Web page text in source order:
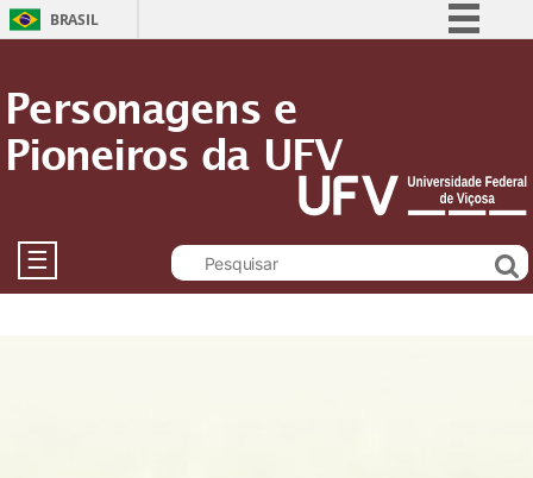
BRASIL
Acesso à informação
Legislação
Canais
Personagens e
Pioneiros da UFV
☰